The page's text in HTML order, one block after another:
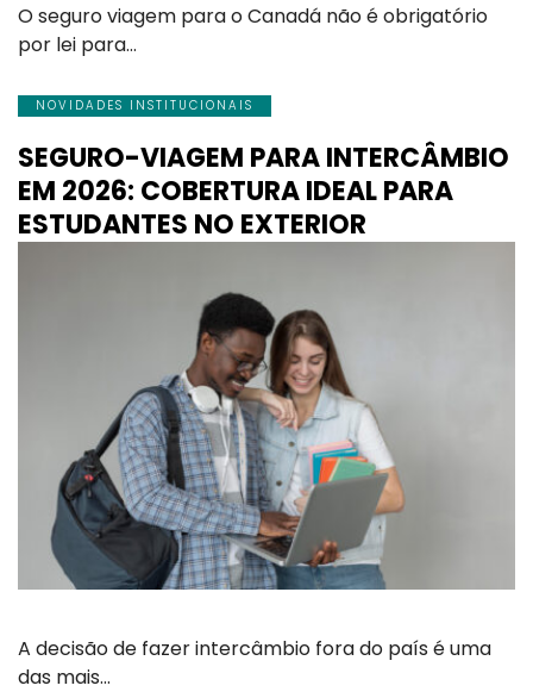
O seguro viagem para o Canadá não é obrigatório
por lei para…
NOVIDADES INSTITUCIONAIS
SEGURO-VIAGEM PARA INTERCÂMBIO
EM 2026: COBERTURA IDEAL PARA
ESTUDANTES NO EXTERIOR
A decisão de fazer intercâmbio fora do país é uma
das mais…